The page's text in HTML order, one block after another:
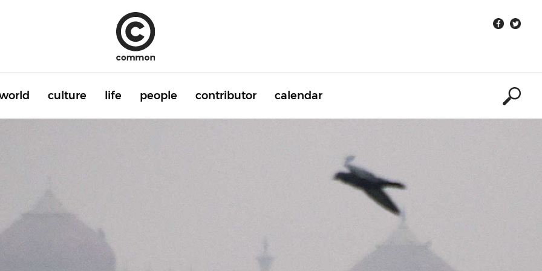
culture life people contributor calendar